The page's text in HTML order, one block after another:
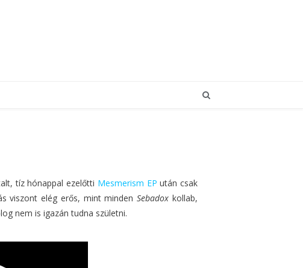
tíz hónappal ezelőtti Mesmerism EP után csak
viszont elég erős, mint mindenSebadox kollab,
nem is igazán tudna születni.